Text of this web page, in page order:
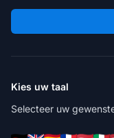
Kies uw taal
Selecteer uw